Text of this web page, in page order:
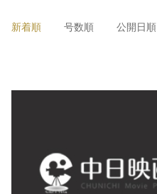
新着順 号数順 公開日順